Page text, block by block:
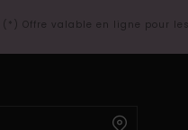
(*) Offre valable en ligne pour